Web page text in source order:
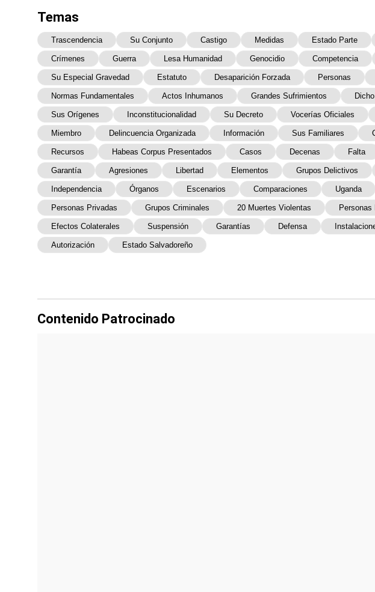
Temas
Trascendencia Su Conjunto Castigo Medidas Estado Parte
Crímenes Guerra Lesa Humanidad Genocidio Competencia
Su Especial Gravedad Estatuto Desaparición Forzada Personas
Normas Fundamentales Actos Inhumanos Grandes Sufrimientos
Sus Orígenes Inconstitucionalidad Su Decreto Vocerías Oficiales
Miembro Delincuencia Organizada Información Sus Familiares
Recursos Habeas Corpus Presentados Casos Decenas Falta
Garantía Agresiones Libertad Elementos Grupos Delictivos
Independencia Órganos Escenarios Comparaciones Uganda
Personas Privadas Grupos Criminales 20 Muertes Violentas Personas
Efectos Colaterales Suspensión Garantías Defensa
Autorización Estado Salvadoreño
Contenido Patrocinado